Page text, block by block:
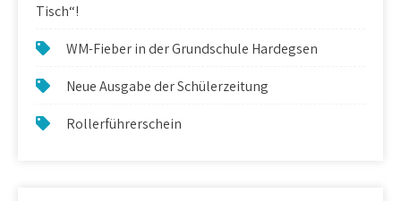
Tisch“!
WM-Fieber in der Grundschule Hardegsen
Neue Ausgabe der Schülerzeitung
Rollerführerschein